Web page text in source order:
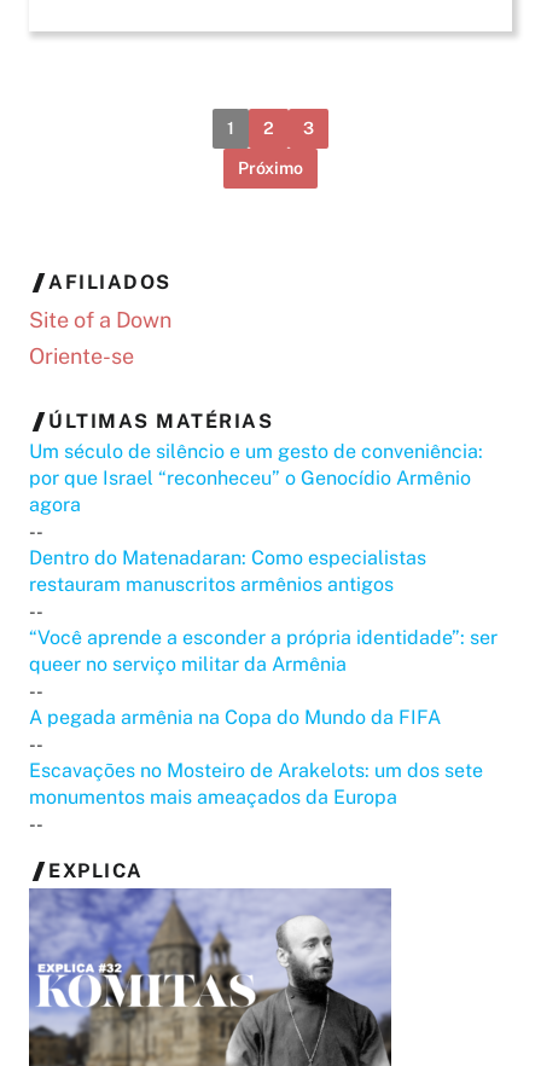
1 2 3
Próximo
AFILIADOS
Site of a Down
Oriente-se
ÚLTIMAS MATÉRIAS
Um século de silêncio e um gesto de conveniência:
por que Israel “reconheceu” o Genocídio Armênio
agora
--
Dentro do Matenadaran: Como especialistas
restauram manuscritos armênios antigos
--
“Você aprende a esconder a própria identidade”: ser
queer no serviço militar da Armênia
--
A pegada armênia na Copa do Mundo da FIFA
--
Escavações no Mosteiro de Arakelots: um dos sete
monumentos mais ameaçados da Europa
--
EXPLICA